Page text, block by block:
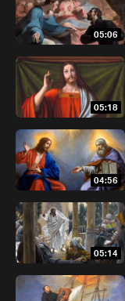
05:06
05:18
04:56
05:14